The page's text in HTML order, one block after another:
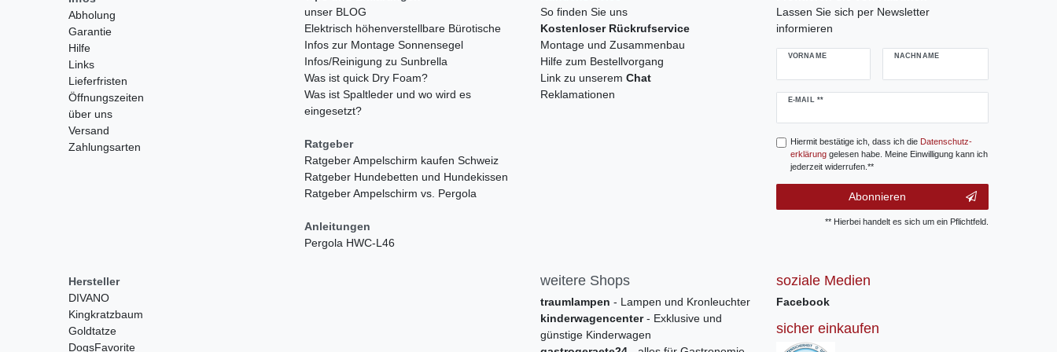
Abholung
Garantie
Hilfe
Links
Lieferfristen
Öffnungszeiten
über uns
Versand
Zahlungsarten
unser BLOG
Elektrisch höhenverstellbare Bürotische
Infos zur Montage Sonnensegel
Infos/Reinigung zu Sunbrella
Was ist quick Dry Foam?
Was ist Spaltleder und wo wird es
eingesetzt?
Ratgeber
Ratgeber Ampelschirm kaufen Schweiz
Ratgeber Hundebetten und Hundekissen
Ratgeber Ampelschirm vs. Pergola
Anleitungen
Pergola HWC-L46
So finden Sie uns
Kostenloser Rückrufservice
Montage und Zusammenbau
Hilfe zum Bestellvorgang
Link zu unserem Chat
Reklamationen
Lassen Sie sich per Newsletter
informieren
VORNAME NACHNAME
E-MAIL **
Newsletter
Hiermit bestätige ich, dass ich die Daten­schutz­
erklärunggelesen habe. Meine Einwilligung kann ich
jederzeit widerrufen.**
Abonnieren
** Hierbei handelt es sich um ein Pflichtfeld.
Hersteller
DIVANO
Kingkratzbaum
Goldtatze
DogsFavorite
weitere Shops
traumlampen - Lampen und Kronleuchter
kinderwagencenter- Exklusive und
günstige Kinderwagen
soziale Medien
Facebook
sicher einkaufen